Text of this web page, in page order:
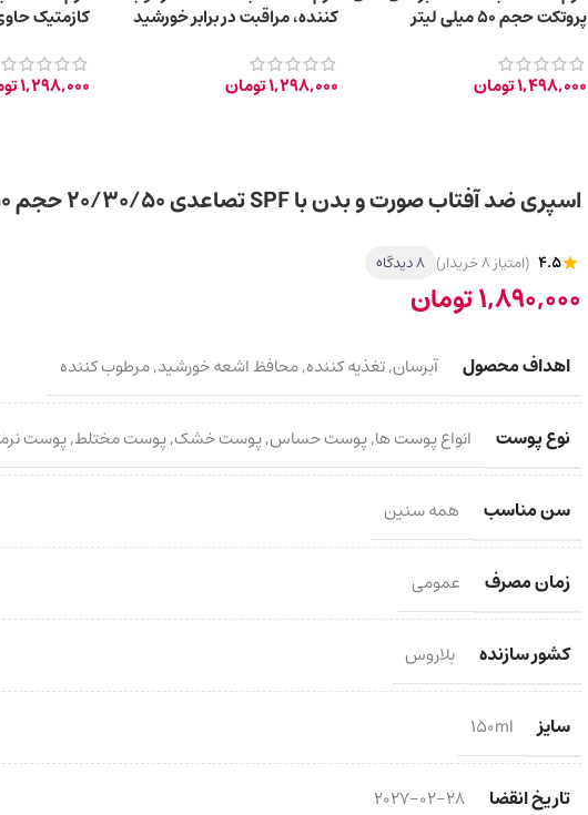
پروتکت حجم 50 میلی لیتر
1,498,000تومان
کننده، مراقبت در برابر خورشید
1,298,000تومان
کازمتیک
1,298,000
اسپری ضد آفتاب صورت و بدن با SPF تصاعدی 20/30/50 حجم 150 میل
4.5 (امتیاز 8 خریدار) 8 دیدگاه
1,890,000تومان
اهداف محصول آبرسان,تغذیه کننده,محافظ اشعه خورشید,مرطوب کننده
نوع پوست انواع پوست ها,پوست حساس,پوست خشک,پوست مختلط,پوست
سن مناسب همه سنین
زمان مصرف عمومی
کشور سازنده بلاروس
سایز 150ml
تاریخ انقضا 2027-02-28